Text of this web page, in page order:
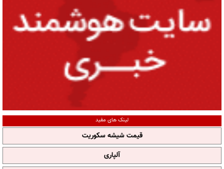
لینک های مفید
قیمت شیشه سکوریت
آلپاری